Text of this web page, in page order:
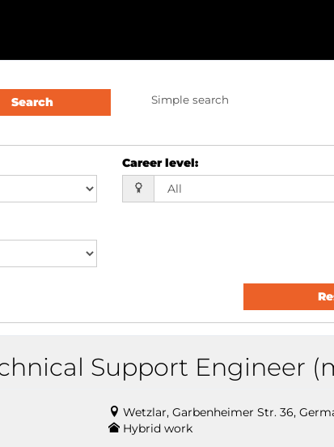
Search Simple search
Career level:
Support Engineer
Wetzlar, Garbenheimer Str. 36,
Hybrid work